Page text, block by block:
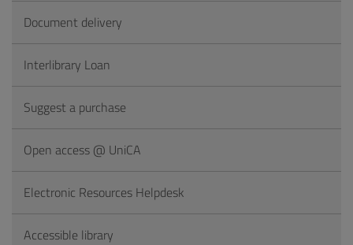
Document delivery
Interlibrary Loan
Suggest a purchase
Open access @ UniCA
Electronic Resources Helpdesk
Accessible library